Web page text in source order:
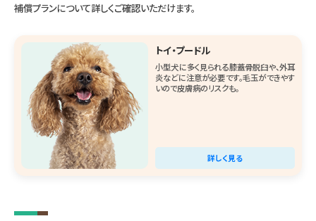
補償プランについて詳しくご確認いただけます。
トイ・プードル
小型犬に多く見られる膝蓋骨脱臼や、外耳
炎などに注意が必要です。毛玉ができやす
いので皮膚病のリスクも。
詳しく見る